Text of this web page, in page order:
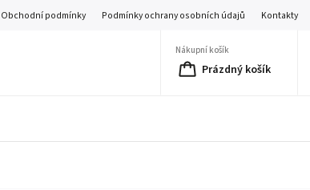
Obchodní podmínky Podmínky ochrany osobních údajů Kontakty
Nákupní košík
Prázdný košík